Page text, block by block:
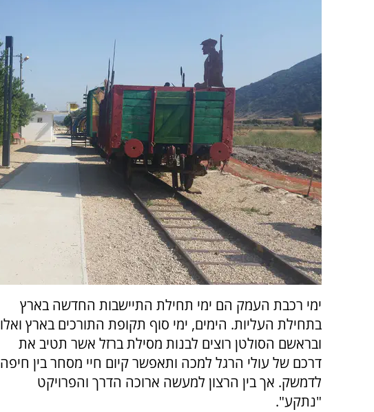
ימי רכבת העמק הם ימי תחילת התיישבות החדשה בארץ
בתחילת העליות. הימים, ימי סוף תקופת התורכים בארץ ואלו
ובראשם הסולטן רוצים לבנות מסילת ברזל אשר תטיב את
דרכם של עולי הרגל למכה ותאפשר קיום חיי מסחר בין חיפה
לדמשק. אך בין הרצון למעשה ארוכה הדרך והפרויקט
"נתקע".